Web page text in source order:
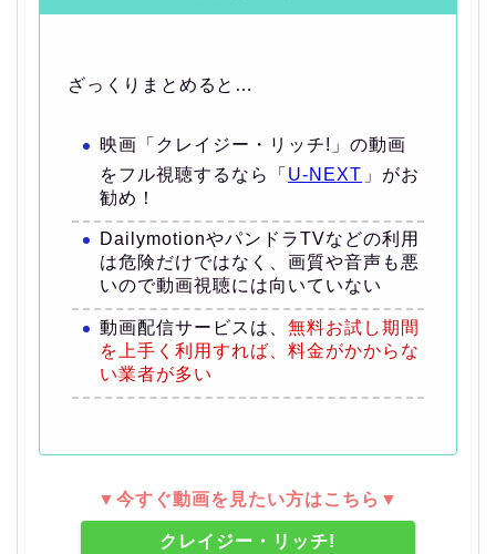
ざっくりまとめると…
映画「クレイジー・リッチ!」の動画
をフル視聴するなら「 U-NEXT 」がお
勧め！
DailymotionやパンドラTVなどの利用
は危険だけではなく、画質や音声も悪
いので動画視聴には向いていない
動画配信サービスは、 無料お試し期間
を上手く利用すれば、料金がかからな
い業者が多い
▼今すぐ動画を見たい方はこちら▼
クレイジー・リッチ!